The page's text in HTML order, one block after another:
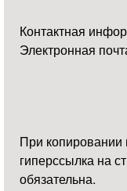
Контактная
Электронная
При копировании
гиперссылка на
обязательна.